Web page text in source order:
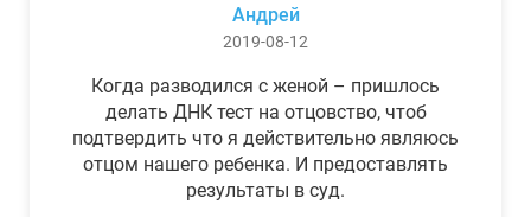
Андрей
2019-08-12
Когда разводился с женой – пришлось
делать ДНК тест на отцовство, чтоб
подтвердить что я действительно являюсь
отцом нашего ребенка. И предоставлять
результаты в суд.